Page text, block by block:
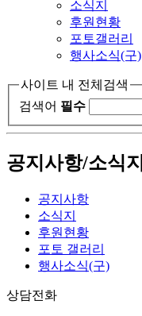
소식지
후원현황
포토갤러리
행사소식(구)
사이트 내 전체검색
검색어 필수
공지사항/소식지
공지사항
소식지
후원현황
포토 갤러리
행사소식(구)
상담전화